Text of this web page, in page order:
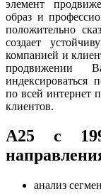
элемент
образ и
положительно
создает
компанией и
продвижении
индексироваться
по всей интернет
клиентов.
А25 с
анализ